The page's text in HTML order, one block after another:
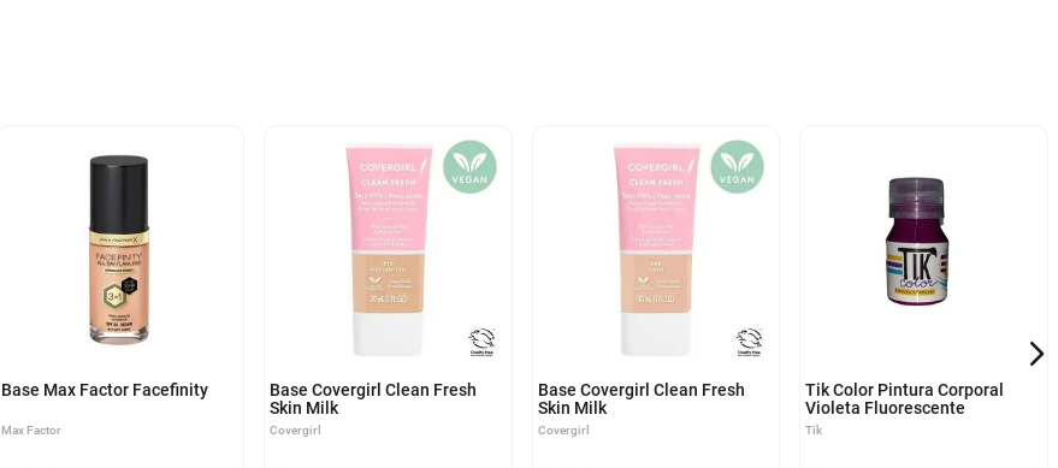
Base Max Factor Facefinity
Max Factor
Base Covergirl Clean Fresh
Skin Milk
Covergirl
Base Covergirl Clean Fresh
Skin Milk
Covergirl
Tik Color Pintura Corporal
Violeta Fluorescente
Tik